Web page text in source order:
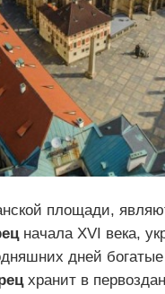
площади,
начала XVI века,
дней
хранит в